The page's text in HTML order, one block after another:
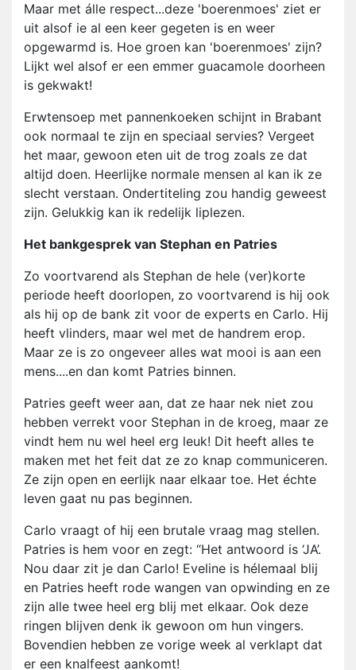
Maar met álle respect...deze 'boerenmoes' ziet er
uit alsof ie al een keer gegeten is en weer
opgewarmd is. Hoe groen kan 'boerenmoes' zijn?
Lijkt wel alsof er een emmer guacamole doorheen
is gekwakt!
Erwtensoep met pannenkoeken schijnt in Brabant
ook normaal te zijn en speciaal servies? Vergeet
het maar, gewoon eten uit de trog zoals ze dat
altijd doen. Heerlijke normale mensen al kan ik ze
slecht verstaan. Ondertiteling zou handig geweest
zijn. Gelukkig kan ik redelijk liplezen.
Het bankgesprek van Stephan en Patries
Zo voortvarend als Stephan de hele (ver)korte
periode heeft doorlopen, zo voortvarend is hij ook
als hij op de bank zit voor de experts en Carlo. Hij
heeft vlinders, maar wel met de handrem erop.
Maar ze is zo ongeveer alles wat mooi is aan een
mens....en dan komt Patries binnen.
Patries geeft weer aan, dat ze haar nek niet zou
hebben verrekt voor Stephan in de kroeg, maar ze
vindt hem nu wel heel erg leuk! Dit heeft alles te
maken met het feit dat ze zo knap communiceren.
Ze zijn open en eerlijk naar elkaar toe. Het échte
leven gaat nu pas beginnen.
Carlo vraagt of hij een brutale vraag mag stellen.
Patries is hem voor en zegt: “Het antwoord is ‘JA’.
Nou daar zit je dan Carlo! Eveline is hélemaal blij
en Patries heeft rode wangen van opwinding en ze
zijn alle twee heel erg blij met elkaar. Ook deze
ringen blijven denk ik gewoon om hun vingers.
Bovendien hebben ze vorige week al verklapt dat
er een knalfeest aankomt!